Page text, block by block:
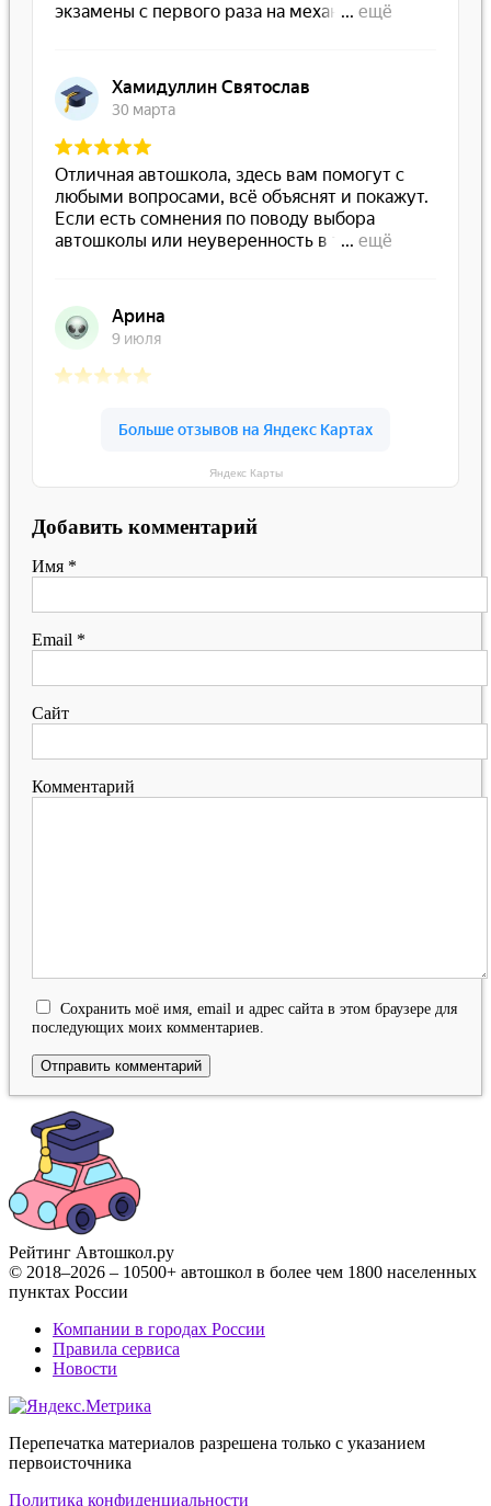
Яндекс Карты
Добавить комментарий
Имя *
Email *
Сайт
Комментарий
Сохранить моё имя, email и адрес сайта в этом браузере для
последующих моих комментариев.
Рейтинг Автошкол.ру
© 2018–2026 – 10500+ автошкол в более чем 1800 населенных
пунктах России
Компании в городах России
Правила сервиса
Новости
Перепечатка материалов разрешена только с указанием
первоисточника
Политика конфиденциальности